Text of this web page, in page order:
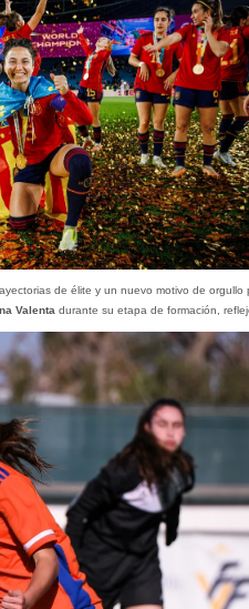
de élite y un nuevo motivo de orgullo
Valenta durante su etapa de formación,